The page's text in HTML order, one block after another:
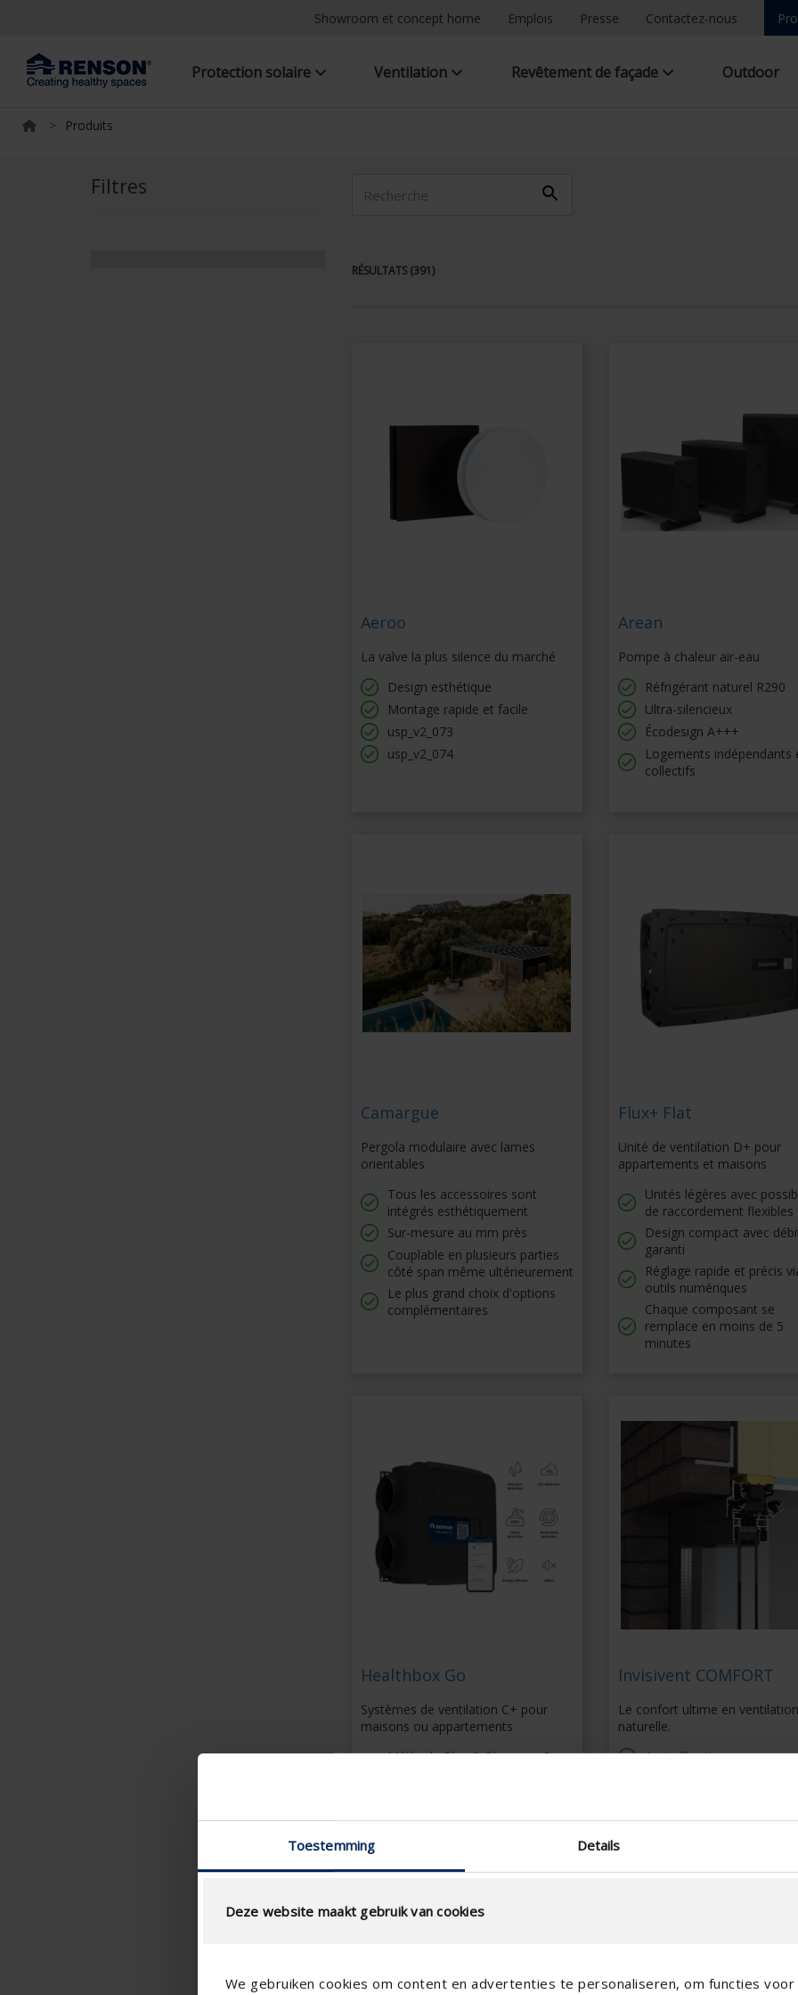
Toestemming Details
Deze website maakt gebruik van cookies
We gebruiken cookies om content en advertenties te personaliseren, om functies
Showroom et concept home Emplois Presse Contactez-nous
Protection solaire Ventilation Revêtement de façade Outdoor
> Produits
Filtres
RÉSULTATS (391)
Aeroo
La valve la plus silence du marché
Design esthétique
Montage rapide et facile
usp_v2_073
usp_v2_074
Arean
Pompe à chaleur air-eau
Réfrigérant naturel R290
Ultra-silencieux
Écodesign A+++
Logements indépendants
collectifs
Camargue
Pergola modulaire avec lames
orientables
Tous les accessoires sont
intégrés esthétiquement
Sur-mesure au mm près
Couplable en plusieurs parties
côté span même ultérieurement
Le plus grand choix d'options
complémentaires
Flux+ Flat
Unité de ventilation D+ pour
appartements et maisons
Unités légères avec
de raccordement flexibles
Design compact avec
garanti
Réglage rapide et précis
outils numériques
Chaque composant se
remplace en moins de 5
minutes
Healthbox Go
Systèmes de ventilation C+ pour
maisons ou appartements
Méthode Plug & Play avec 3
Ventilation commandée à la
Invisivent COMFORT
Le confort ultime en ventilation
naturelle.
Anti-effraction
châssis